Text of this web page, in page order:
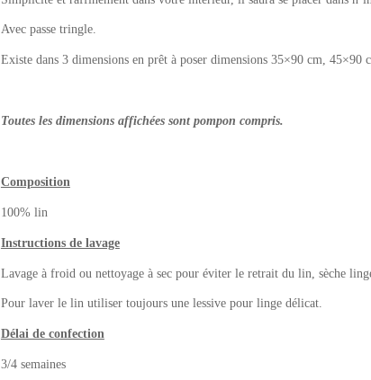
Avec passe tringle.
Existe dans 3 dimensions en prêt à poser dimensions 35×90 cm, 45×90
Toutes les dimensions affichées sont pompon compris.
Composition
100% lin
Instructions de lavage
Lavage à froid ou nettoyage à sec pour éviter le retrait du lin, sèche
Pour laver le lin utiliser toujours une lessive pour linge délicat.
Délai de confection
3/4 semaines